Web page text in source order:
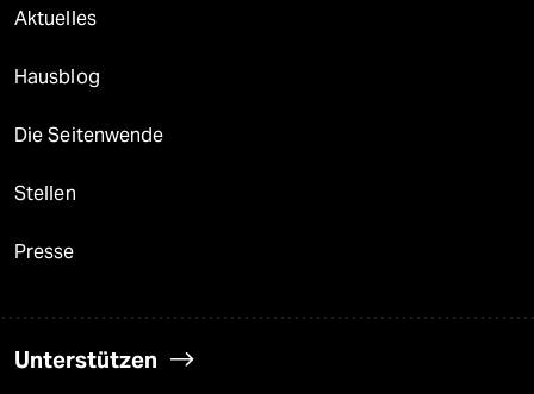
Aktuelles
Hausblog
Die Seitenwende
Stellen
Presse
Unterstützen